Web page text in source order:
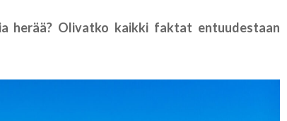
herää? Olivatko kaikki faktat entuudestaan